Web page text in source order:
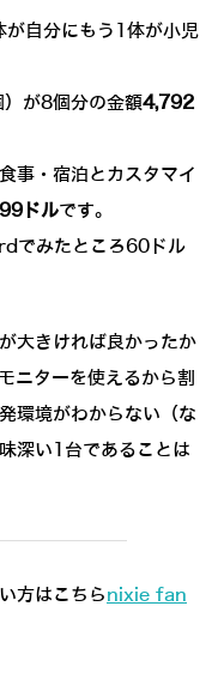
自分にもう1体が小児
が8個分の金額4,792
事・宿泊とカスタマイ
ドルです。
でみたところ60ドル
大きければ良かったか
ターを使えるから割
環境がわからない（な
深い1台であることは
方はこちらnixie fan